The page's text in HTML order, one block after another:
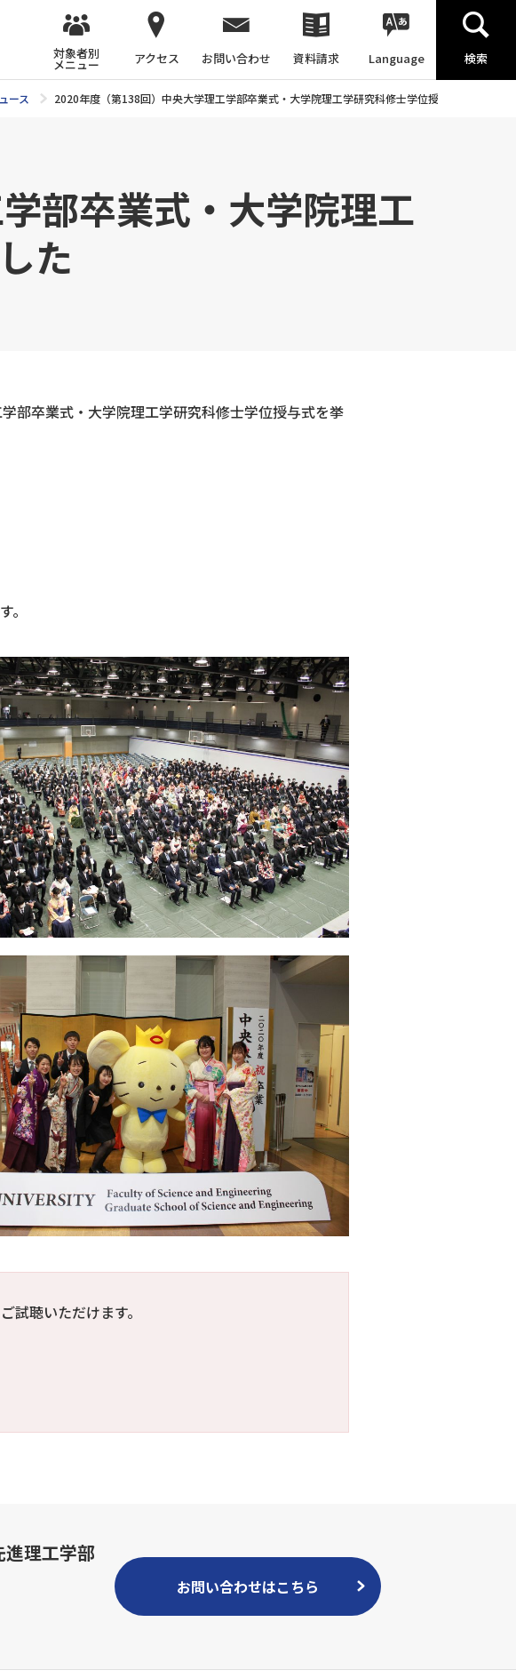
対象者別
メニュー アクセス お問い合わせ 資料請求 Language 検索
ース 2020年度（第138回）中央大学理工学部卒業式・大学院理工学研究科修士学位授与式を挙行しま
部卒業式・大学院理工
た
部卒業式・大学院理工学研究科修士学位授与式を挙
。
試聴いただけます。
理工学部
お問い合わせはこちら